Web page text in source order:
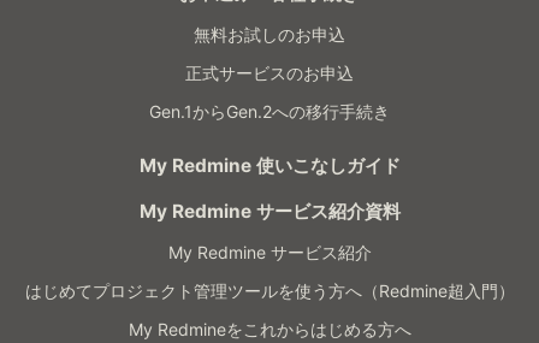
無料お試しのお申込
正式サービスのお申込
Gen.1からGen.2への移行手続き
My Redmine 使いこなしガイド
My Redmine サービス紹介資料
My Redmine サービス紹介
はじめてプロジェクト管理ツールを使う方へ（Redmine超入門）
My Redmineをこれからはじめる方へ